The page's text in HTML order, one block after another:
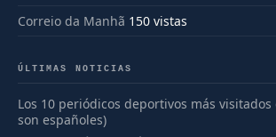
Correio da Manhã 150 vistas
ÚLTIMAS NOTICIAS
Los 10 periódicos deportivos más
son españoles)